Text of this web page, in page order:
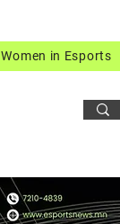
Women in Esports